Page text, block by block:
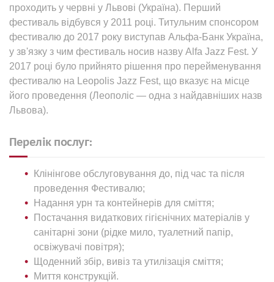
проходить у червні у Львові (Україна). Перший
фестиваль відбувся у 2011 році. Титульним спонсором
фестивалю до 2017 року виступав Альфа-Банк Україна,
у зв'язку з чим фестиваль носив назву Alfa Jazz Fest. У
2017 році було прийнято рішення про перейменування
фестивалю на Leopolis Jazz Fest, що вказує на місце
його проведення (Леополіс — одна з найдавніших назв
Львова).
Перелік послуг:
Клінінгове обслуговування до, під час та після
проведення Фестивалю;
Надання урн та контейнерів для сміття;
Постачання видаткових гігієнічних матеріалів у
санітарні зони (рідке мило, туалетний папір,
освіжувачі повітря);
Щоденний збір, вивіз та утилізація сміття;
Миття конструкцій.